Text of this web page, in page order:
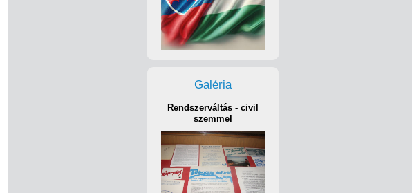
Galéria
Rendszerváltás - civil
szemmel